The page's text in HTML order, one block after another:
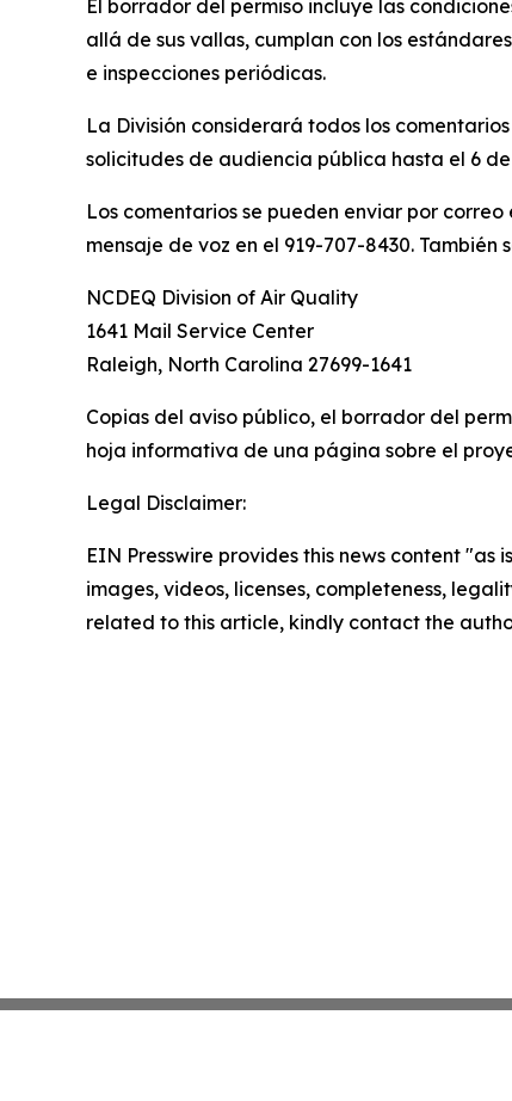
El borrador del permiso incluye las
allá de sus vallas, cumplan con los
e inspecciones periódicas.
La División considerará todos los
solicitudes de audiencia pública hasta el 6
Los comentarios se pueden enviar por
mensaje de voz en el 919-707-8430.
NCDEQ Division of Air Quality
1641 Mail Service Center
Raleigh, North Carolina 27699-1641
Copias del aviso público, el borrador del
hoja informativa de una página sobre el
Legal Disclaimer:
EIN Presswire provides this news content
images, videos, licenses, completeness,
related to this article, kindly contact the